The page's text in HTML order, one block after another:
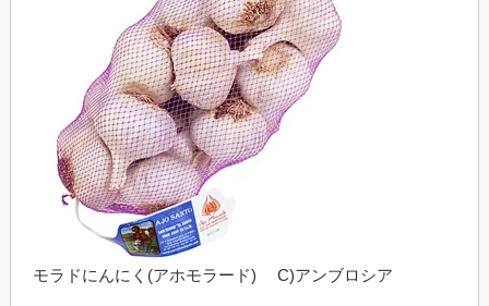
モラドにんにく(アホモラード) C)アンブロシア